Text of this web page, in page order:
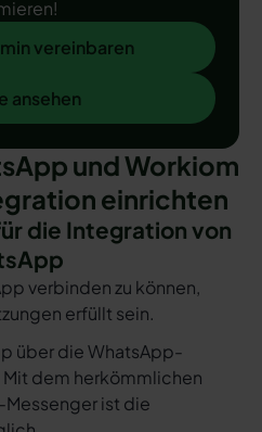
vereinbaren
ansehen
und Workiom
einrichten
die Integration von
verbinden zu können,
erfüllt sein.
über die WhatsApp-
Mit dem herkömmlichen
ist die